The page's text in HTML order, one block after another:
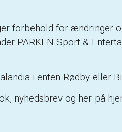
forbehold for ændringer
PARKEN Sport &
i enten Rødby eller
nyhedsbrev og her på